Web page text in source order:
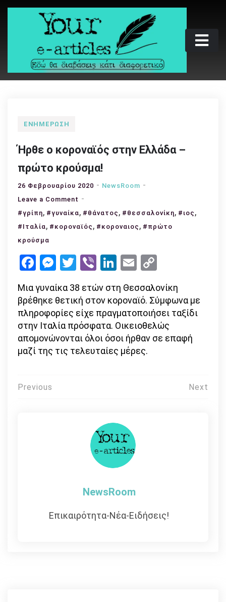
Skip
Your e-articles
Εδώ θα διαβάσεις κάτι διαφορετικό
ΕΝΗΜΈΡΩΣΗ
Ήρθε ο κοροναϊός στην Ελλάδα –
πρώτο κρούσμα!
26 Φεβρουαρίου 2020
NewsRoom
Leave a Comment on
Ήρθε
ο
Ελλάδα
πρώτο
κρούσμα!
#γρίπη, #γυναίκα, #θάνατος , #θεσσαλονίκη, #ιος ,
#Ιταλία, #κοροναϊός , #κοροναιος , #πρώτο
κρούσμα
Facebook
Messenger
Twitter
ViberLinkedIn
Email
Link
Μια γυναίκα 38 ετών στη Θεσσαλονίκη
βρέθηκε θετική στον κοροναϊό. Σύμφωνα με
πληροφορίες είχε πραγματοποιήσει ταξίδι
στην Ιταλία πρόσφατα. Οικειοθελώς
απομονώνονται όλοι όσοι ήρθαν σε επαφή
μαζί της τις τελευταίες μέρες.
Πλοήγηση
Previous Next
NewsRoom
Επικαιρότητα-Νέα-Ειδήσεις!